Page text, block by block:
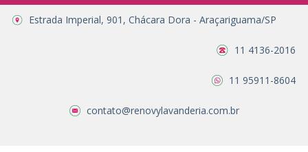
Estrada Imperial, 901, Chácara Dora - Araçariguama/SP
11 4136-2016
11 95911-8604
contato@renovylavanderia.com.br